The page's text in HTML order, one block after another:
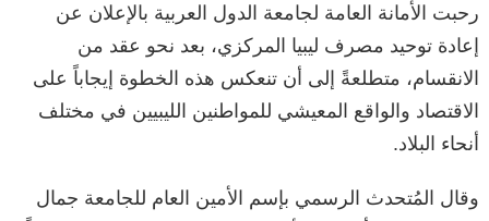
رحبت الأمانة العامة لجامعة الدول العربية بالإعلان عن
إعادة توحيد مصرف ليبيا المركزي، بعد نحو عقد من
الانقسام، متطلعةً إلى أن تنعكس هذه الخطوة إيجاباً على
الاقتصاد والواقع المعيشي للمواطنين الليبيين في مختلف
أنحاء البلاد.
وقال المُتحدث الرسمي بإسم الأمين العام للجامعة جمال